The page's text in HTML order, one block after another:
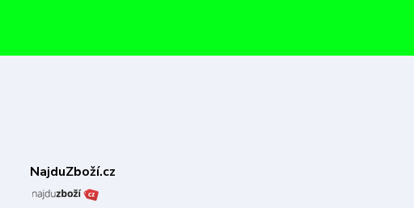
NajduZboží.cz